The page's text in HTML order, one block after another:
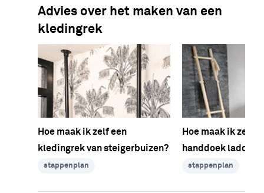
Advies over het maken van een
kledingrek
Hoe maak ik zelf een
kledingrek van steigerbuizen?
stappenplan
Hoe maak ik zelf
handdoek ladder?
stappenplan